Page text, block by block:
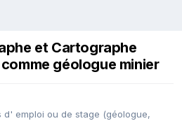
et Cartographe
géologue minier
d' emploi ou de stage (géologue,